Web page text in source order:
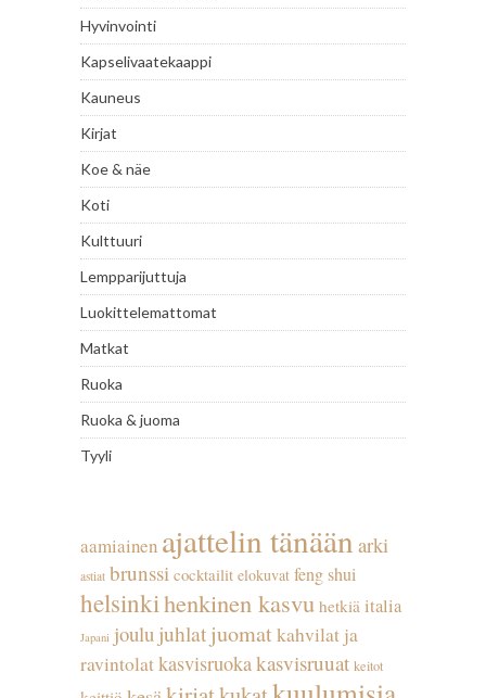
Hyvinvointi
Kapselivaatekaappi
Kauneus
Kirjat
Koe & näe
Koti
Kulttuuri
Lempparijuttuja
Luokittelemattomat
Matkat
Ruoka
Ruoka & juoma
Tyyli
aamiainen ajattelin tänään arki
astiat brunssi cocktailit elokuvat feng shui
helsinkihenkinen kasvu hetkiä italia
Japani joulu juhlatjuomatkahvilat ja
ravintolatkasvisruokakasvisruuat keitot